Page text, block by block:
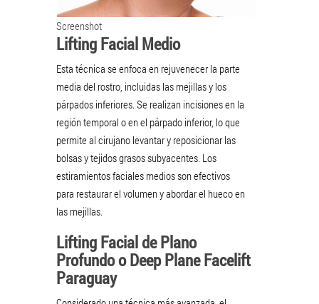
Screenshot
Lifting Facial Medio
Esta técnica se enfoca en rejuvenecer la parte
media del rostro, incluidas las mejillas y los
párpados inferiores. Se realizan incisiones en la
región temporal o en el párpado inferior, lo que
permite al cirujano levantar y reposicionar las
bolsas y tejidos grasos subyacentes. Los
estiramientos faciales medios son efectivos
para restaurar el volumen y abordar el hueco en
las mejillas.
Lifting Facial de Plano
Profundo o Deep Plane Facelift
Paraguay